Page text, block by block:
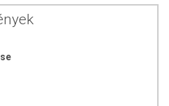
ajánlott napi beviteli referenciaérték
feltüntetett időpontot.